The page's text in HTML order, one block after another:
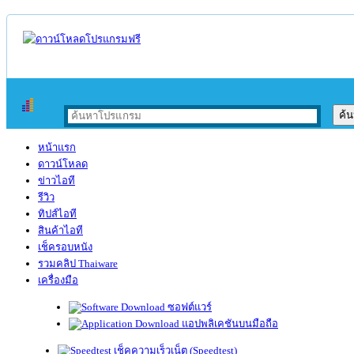
หน้าแรก
ดาวน์โหลด
ข่าวไอที
รีวิว
ทิปส์ไอที
สินค้าไอที
เช็ครอบหนัง
รวมคลิป Thaiware
เครื่องมือ
ซอฟต์แวร์
แอปพลิเคชันบนมือถือ
เช็คความเร็วเน็ต (Speedtest)